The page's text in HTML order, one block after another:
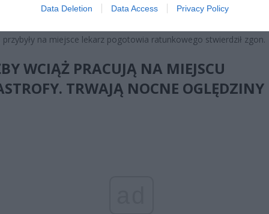
Data Deletion Data Access Privacy Policy
Głównego do stacji Warszawa Wschodnia.
przybyły na miejsce lekarz pogotowia ratunkowego stwierdził zgon.
WCIĄŻ PRACUJĄ NA MIEJSCU
TRWAJĄ NOCNE OGLĘDZINY